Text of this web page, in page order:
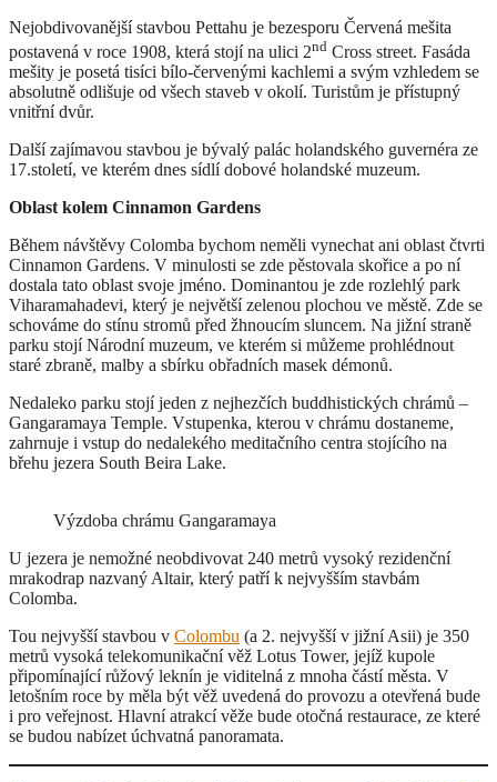
Nejobdivovanější stavbou Pettahu je bezesporu Červená mešita
postavená v roce 1908, která stojí na ulici 2nd Cross street. Fasáda
mešity je posetá tisíci bílo-červenými kachlemi a svým vzhledem se
absolutně odlišuje od všech staveb v okolí. Turistům je přístupný
vnitřní dvůr.
Další zajímavou stavbou je bývalý palác holandského guvernéra ze
17.století, ve kterém dnes sídlí dobové holandské muzeum.
Oblast kolem Cinnamon Gardens
Během návštěvy Colomba bychom neměli vynechat ani oblast čtvrti
Cinnamon Gardens. V minulosti se zde pěstovala skořice a po ní
dostala tato oblast svoje jméno. Dominantou je zde rozlehlý park
Viharamahadevi, který je největší zelenou plochou ve městě. Zde se
schováme do stínu stromů před žhnoucím sluncem. Na jižní straně
parku stojí Národní muzeum, ve kterém si můžeme prohlédnout
staré zbraně, malby a sbírku obřadních masek démonů.
Nedaleko parku stojí jeden z nejhezčích buddhistických chrámů –
Gangaramaya Temple. Vstupenka, kterou v chrámu dostaneme,
zahrnuje i vstup do nedalekého meditačního centra stojícího na
břehu jezera South Beira Lake.
Výzdoba chrámu Gangaramaya
U jezera je nemožné neobdivovat 240 metrů vysoký rezidenční
mrakodrap nazvaný Altair, který patří k nejvyšším stavbám
Colomba.
Tou nejvyšší stavbou v Colombu (a 2. nejvyšší v jižní Asii) je 350
metrů vysoká telekomunikační věž Lotus Tower, jejíž kupole
připomínající růžový leknín je viditelná z mnoha částí města. V
letošním roce by měla být věž uvedená do provozu a otevřená bude
i pro veřejnost. Hlavní atrakcí věže bude otočná restaurace, ze které
se budou nabízet úchvatná panoramata.